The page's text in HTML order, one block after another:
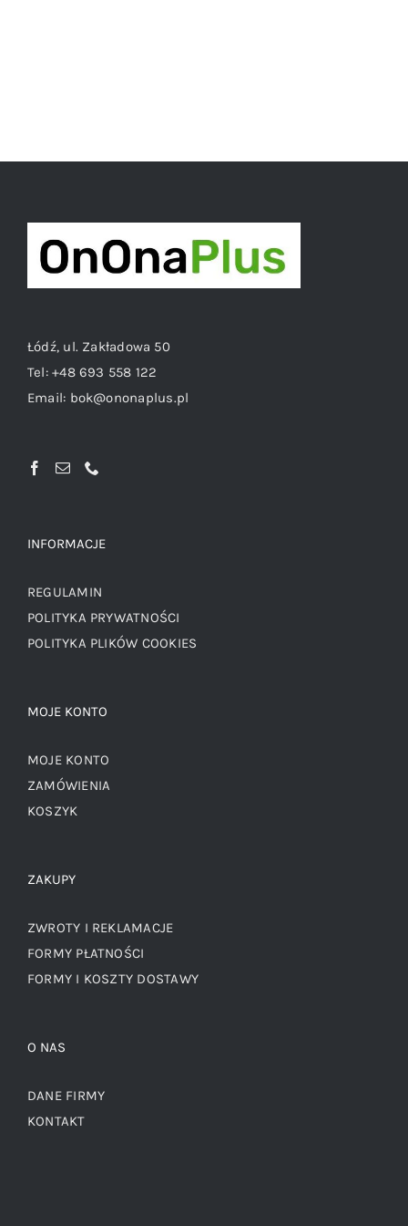
Łódź, ul. Zakładowa 50
Tel:+48 693 558 122
Email: bok@ononaplus.pl
INFORMACJE
REGULAMIN
POLITYKA PRYWATNOŚCI
POLITYKA PLIKÓW COOKIES
MOJE KONTO
MOJE KONTO
ZAMÓWIENIA
KOSZYK
ZAKUPY
ZWROTY I REKLAMACJE
FORMY PŁATNOŚCI
FORMY I KOSZTY DOSTAWY
O NAS
DANE FIRMY
KONTAKT